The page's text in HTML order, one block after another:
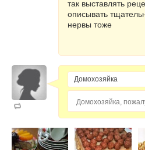
так выставлять
описывать
нервы тоже